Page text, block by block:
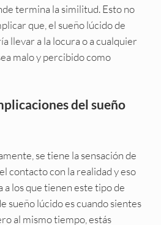
termina la similitud. Esto no
que, el sueño lúcido de
llevar a la locura o a cualquier
malo y percibido como
del sueño
se tiene la sensación de
contacto con la realidad y eso
a los que tienen este tipo de
sueño lúcido es cuando sientes
al mismo tiempo, estás